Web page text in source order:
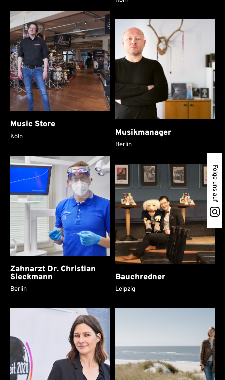
Folge uns auf
Music Store
Köln
Zahnarzt Dr. Christian
Sieckmann
Berlin
Musikmanager
Berlin
Bauchredner
Leipzig